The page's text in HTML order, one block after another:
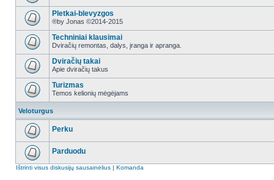
Pletkai-blevyzgos
®by Jonas ©2014-2015
Techniniai klausimai
Dviračių remontas, dalys, įranga ir apranga.
Dviračių takai
Apie dviračių takus
Turizmas
Temos kelionių mėgėjams
Veloturgus
Perku
Parduodu
Ištrinti visus diskusijų sausainėlius | Komanda